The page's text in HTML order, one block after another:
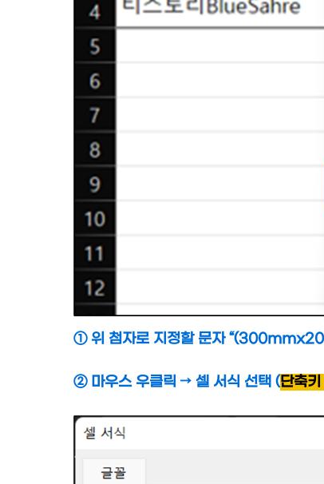
① 위 첨자로 지정할 문자
② 마우스 우클릭 → 셀 서식 선택 (단축